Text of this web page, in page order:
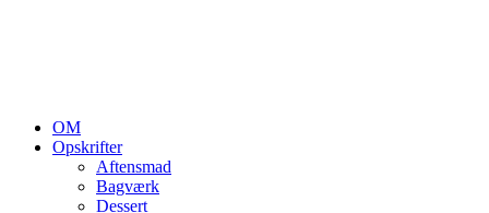
OM
Opskrifter
Aftensmad
Bagværk
Dessert